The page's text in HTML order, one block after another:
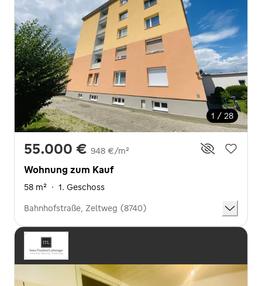
1 / 28
55.000 € 948 €/m²
Wohnung zum Kauf
58 m² · 1. Geschoss
Bahnhofstraße, Zeltweg (8740)